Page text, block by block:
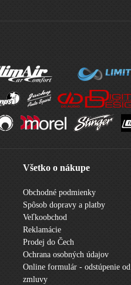
Všetko o nákupe
Obchodné podmienky
Spôsob dopravy a platby
Veľkoobchod
Reklamácie
Prodej do Čech
Ochrana osobných údajov
Online formulár - odstúpenie od
zmluvy